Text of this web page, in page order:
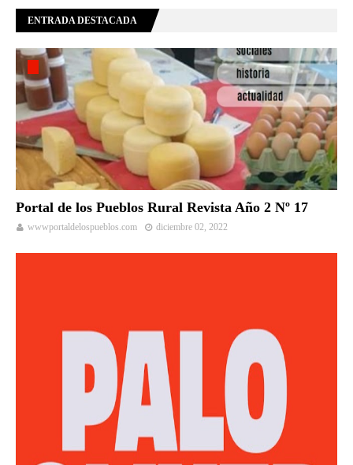
ENTRADA DESTACADA
Portal de los Pueblos Rural Revista Año 2 Nº 17
wwwportaldelospueblos.com diciembre 02, 2022